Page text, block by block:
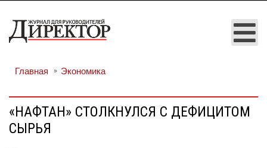
Главная Экономика
«НАФТАН» СТОЛКНУЛСЯ С ДЕФИЦИТОМ
СЫРЬЯ